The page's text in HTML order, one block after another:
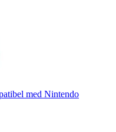
med Nintendo